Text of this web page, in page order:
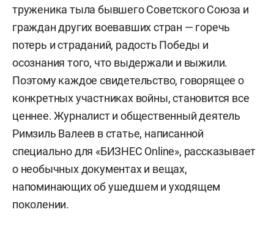
труженика тыла бывшего Советского Союза и
граждан других воевавших стран — горечь
потерь и страданий, радость Победы и
осознания того, что выдержали и выжили.
Поэтому каждое свидетельство, говорящее о
конкретных участниках войны, становится все
ценнее. Журналист и общественный деятель
Римзиль Валеев в статье, написанной
специально для «БИЗНЕС Online», рассказывает
о необычных документах и вещах,
напоминающих об ушедшем и уходящем
поколении.